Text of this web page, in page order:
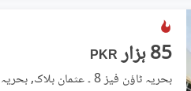
PKR 85 ہزار